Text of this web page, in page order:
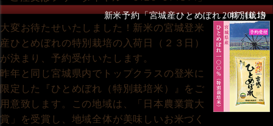
新米予約「宮城産ひとめぼれ」特別栽培
2007.10.19
大変お待たせいたしました！新米の宮城登米
産ひとめぼれの特別栽培の入荷日（２３日）
が決まり、予約受付いたします。
昨年と同じ宮城県内でトップクラスの登米に
限定した『ひとめぼれ（特別栽培米）』をご
用意致します。この地域は、「日本農業賞大
賞」を受賞し、地域全体が美味しいお米づく